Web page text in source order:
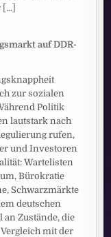
[...]
auf DDR-
zur sozialen
Politik
lautstark nach
rufen,
und Investoren
Wartelisten
Bürokratie
Schwarzmärkte
deutschen
Zustände, die
mit der